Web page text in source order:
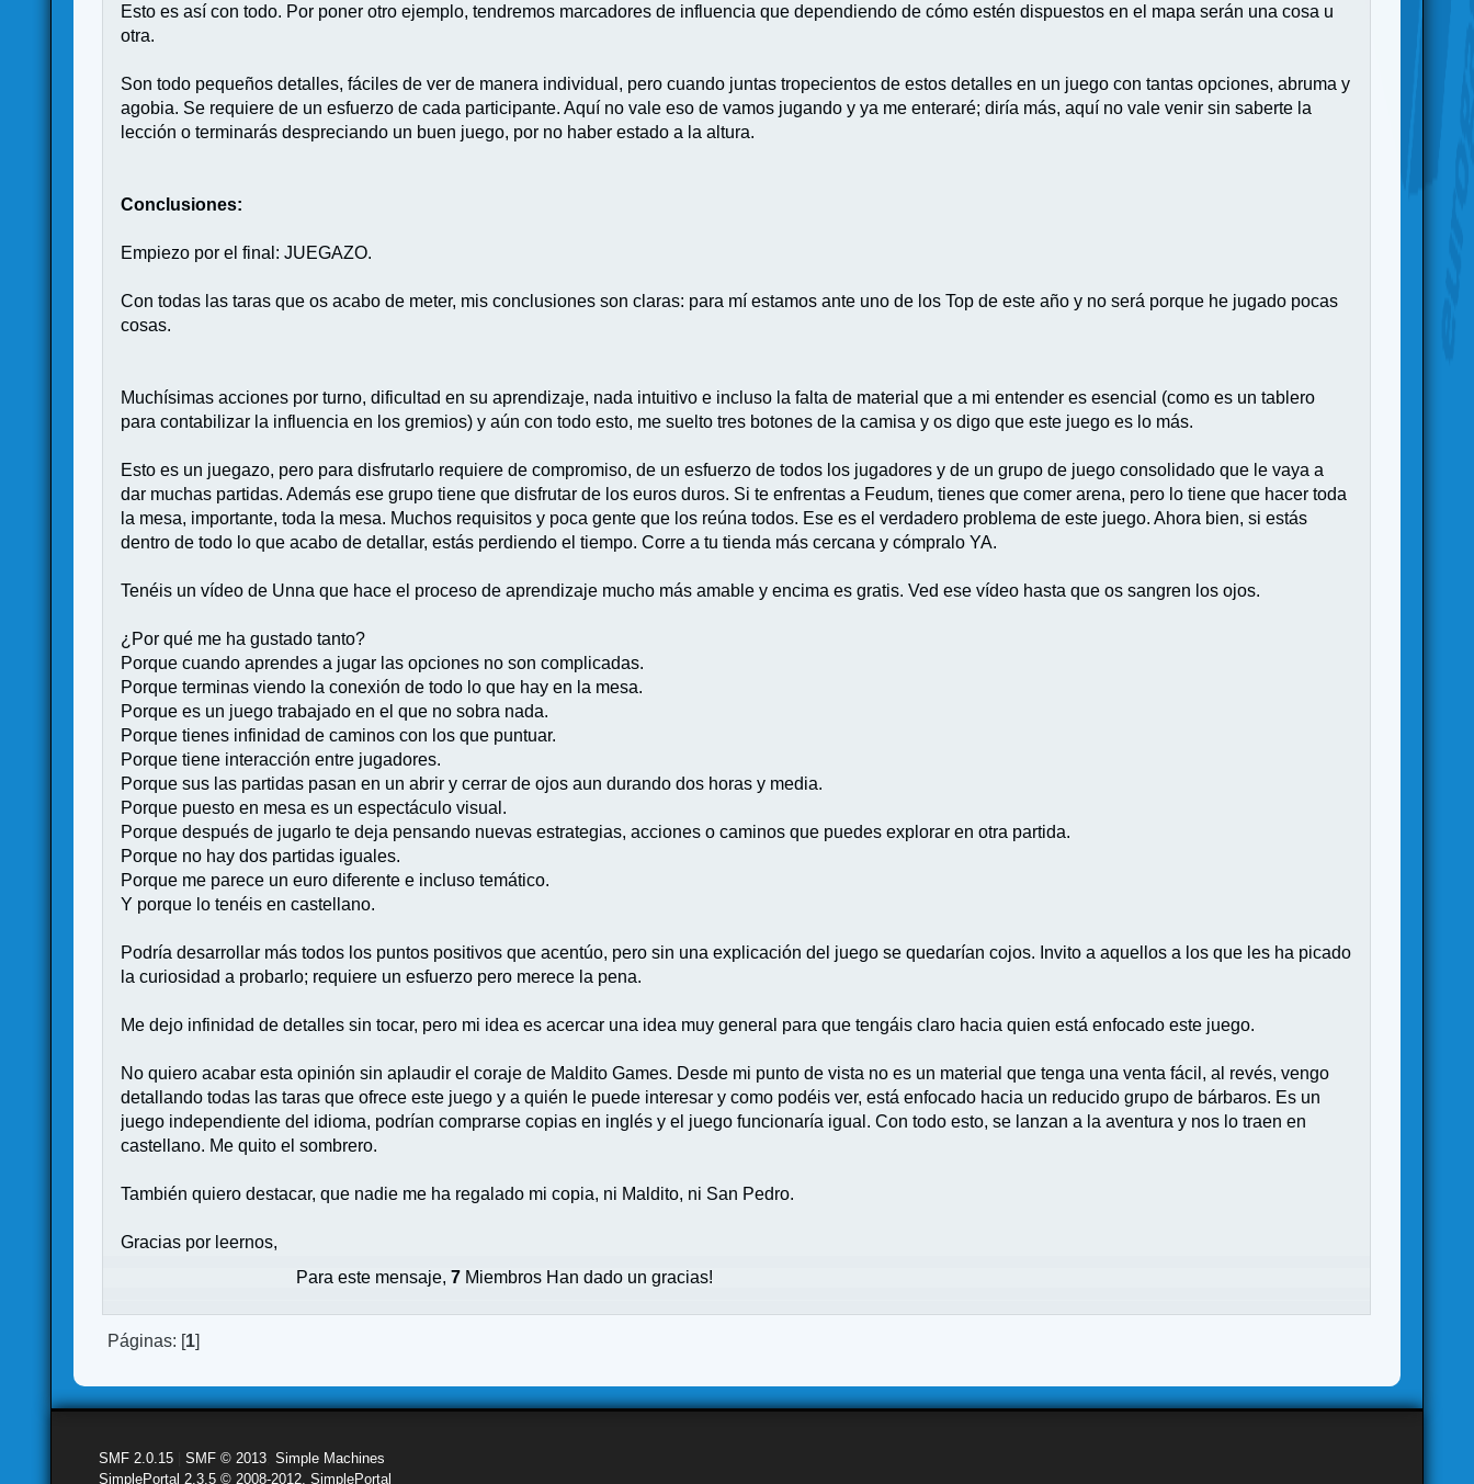
Esto es así con todo. Por poner otro ejemplo, tendremos marcadores de influencia que dependiendo de cómo estén dispuestos en el mapa serán una cosa u
otra.
Son todo pequeños detalles, fáciles de ver de manera individual, pero cuando juntas tropecientos de estos detalles en un juego con tantas opciones, abruma y
agobia. Se requiere de un esfuerzo de cada participante. Aquí no vale eso de vamos jugando y ya me enteraré; diría más, aquí no vale venir sin saberte la
lección o terminarás despreciando un buen juego, por no haber estado a la altura.
Conclusiones:
Empiezo por el final: JUEGAZO.
Con todas las taras que os acabo de meter, mis conclusiones son claras: para mí estamos ante uno de los Top de este año y no será porque he jugado pocas
cosas.
Muchísimas acciones por turno, dificultad en su aprendizaje, nada intuitivo e incluso la falta de material que a mi entender es esencial (como es un tablero
para contabilizar la influencia en los gremios) y aún con todo esto, me suelto tres botones de la camisa y os digo que este juego es lo más.
Esto es un juegazo, pero para disfrutarlo requiere de compromiso, de un esfuerzo de todos los jugadores y de un grupo de juego consolidado que le vaya a
dar muchas partidas. Además ese grupo tiene que disfrutar de los euros duros. Si te enfrentas a Feudum, tienes que comer arena, pero lo tiene que hacer toda
la mesa, importante, toda la mesa. Muchos requisitos y poca gente que los reúna todos. Ese es el verdadero problema de este juego. Ahora bien, si estás
dentro de todo lo que acabo de detallar, estás perdiendo el tiempo. Corre a tu tienda más cercana y cómpralo YA.
Tenéis un vídeo de Unna que hace el proceso de aprendizaje mucho más amable y encima es gratis. Ved ese vídeo hasta que os sangren los ojos.
¿Por qué me ha gustado tanto?
Porque cuando aprendes a jugar las opciones no son complicadas.
Porque terminas viendo la conexión de todo lo que hay en la mesa.
Porque es un juego trabajado en el que no sobra nada.
Porque tienes infinidad de caminos con los que puntuar.
Porque tiene interacción entre jugadores.
Porque sus las partidas pasan en un abrir y cerrar de ojos aun durando dos horas y media.
Porque puesto en mesa es un espectáculo visual.
Porque después de jugarlo te deja pensando nuevas estrategias, acciones o caminos que puedes explorar en otra partida.
Porque no hay dos partidas iguales.
Porque me parece un euro diferente e incluso temático.
Y porque lo tenéis en castellano.
Podría desarrollar más todos los puntos positivos que acentúo, pero sin una explicación del juego se quedarían cojos. Invito a aquellos a los que les ha picado
la curiosidad a probarlo; requiere un esfuerzo pero merece la pena.
Me dejo infinidad de detalles sin tocar, pero mi idea es acercar una idea muy general para que tengáis claro hacia quien está enfocado este juego.
No quiero acabar esta opinión sin aplaudir el coraje de Maldito Games. Desde mi punto de vista no es un material que tenga una venta fácil, al revés, vengo
detallando todas las taras que ofrece este juego y a quién le puede interesar y como podéis ver, está enfocado hacia un reducido grupo de bárbaros. Es un
juego independiente del idioma, podrían comprarse copias en inglés y el juego funcionaría igual. Con todo esto, se lanzan a la aventura y nos lo traen en
castellano. Me quito el sombrero.
También quiero destacar, que nadie me ha regalado mi copia, ni Maldito, ni San Pedro.
Gracias por leernos,
Para este mensaje,7 Miembros Han dado un gracias!
Páginas: [1]
SMF 2.0.15 |SMF © 2013 ,Simple Machines
SimplePortal 2.3.5 © 2008-2012, SimplePortal